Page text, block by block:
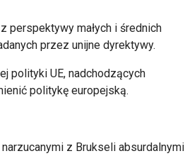
perspektywy małych i średnich
przez unijne dyrektywy.
polityki UE, nadchodzących
politykę europejską.
z Brukseli absurdalnymi